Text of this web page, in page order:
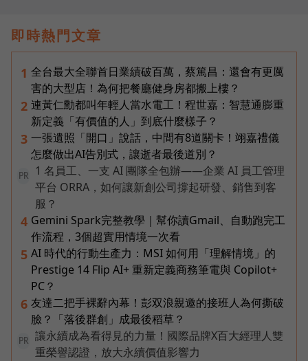
即時熱門文章
1 全台最大全聯首日業績破百萬，蔡篤昌：還會有更厲
害的大型店！為何把餐廳健身房都搬上樓？
2 連黃仁勳都叫年輕人當水電工！程世嘉：智慧通膨重
新定義「有價值的人」到底什麼樣子？
3 一張遺照「開口」說話，中間有8道關卡！翊嘉禮儀
怎麼做出AI告別式，讓逝者最後道別？
PR
1 名員工、一支 AI 團隊全包辦——企業 AI 員工管理
平台 ORRA，如何讓新創公司撐起研發、銷售到客
服？
4 Gemini Spark完整教學｜幫你讀Gmail、自動跑完工
作流程，3個超實用情境一次看
5 AI 時代的行動生產力：MSI 如何用「理解情境」的
Prestige 14 Flip AI+ 重新定義商務筆電與 Copilot+
PC？
6 友達二把手裸辭內幕！彭双浪親邀的接班人為何撕破
臉？「落後群創」成最後稻草？
PR
讓永續成為看得見的力量！國際品牌X百大經理人雙
重榮譽認證，放大永續價值影響力